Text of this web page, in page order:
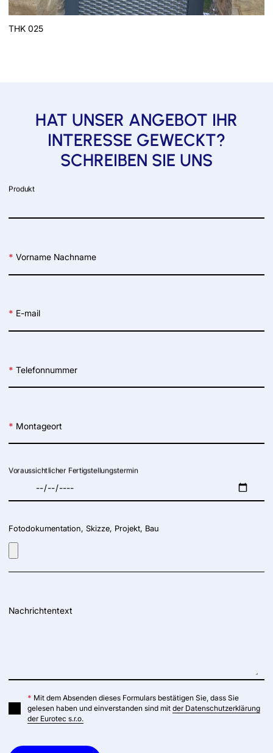
THK 025
HAT UNSER ANGEBOT IHR
INTERESSE GEWECKT?
SCHREIBEN SIE UNS
Produkt
* Vorname Nachname
* E-mail
* Telefonnummer
* Montageort
Voraussichtlicher Fertigstellungstermin
Fotodokumentation, Skizze, Projekt, Bau
Nachrichtentext
* Mit dem Absenden dieses Formulars bestätigen Sie, dass Sie
gelesen haben und einverstanden sind mit der Datenschutzerklärung
der Eurotec s.r.o.